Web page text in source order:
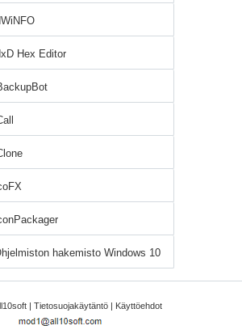
Hex Editor
hakemisto Windows 10
| Tietosuojakäytäntö| Käyttöehdot